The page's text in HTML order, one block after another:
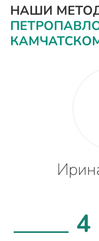
НАШИ
4